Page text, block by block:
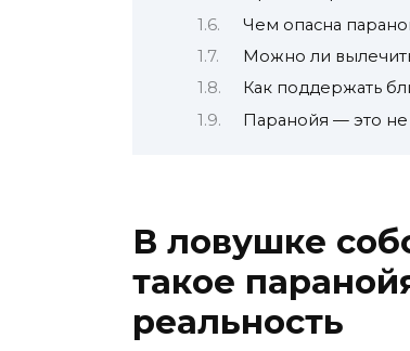
Чем опасна
Можно ли
Как поддержать
Паранойя — это
В ловушке
такое
реальность